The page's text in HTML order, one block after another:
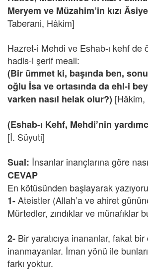
Meryem ve Müzahim’in kızı
Taberani, Hâkim]
Hazret-i Mehdi ve Eshab-ı kehf de
hadis-i şerif meali:
(Bir ümmet ki, başında ben,
oğlu İsa ve ortasında da ehl-i
varken nasıl helak olur?) [Hâkim,
(Eshab-ı Kehf, Mehdi’nin
[İ. Süyuti]
Sual: İnsanlar inançlarına göre
CEVAP
En kötüsünden başlayarak
1-Ateistler (Allah’a ve ahiret
Mürtedler, zındıklar ve münafıklar
2- Bir yaratıcıya inananlar, fakat bir
inanmayanlar. İman yönü ile
farkı yoktur.